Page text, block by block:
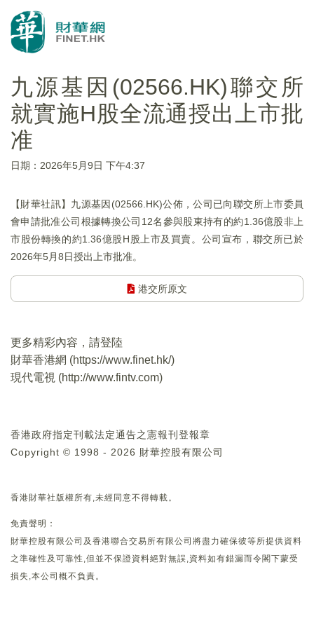
九源基因(02566.HK)聯交所
就實施H股全流通授出上市批
准
日期：2026年5月9日 下午4:37
【財華社訊】九源基因(02566.HK)公佈，公司已向聯交所上市委員
會申請批准公司根據轉換公司12名參與股東持有的約1.36億股非上
市股份轉換的約1.36億股H股上市及買賣。公司宣布，聯交所已於
2026年5月8日授出上市批准。
港交所原文
更多精彩內容，請登陸
財華香港網 (https://www.finet.hk/)
現代電視 (http://www.fintv.com)
香港政府指定刊載法定通告之憲報刊登報章
Copyright © 1998 - 2026 財華控股有限公司
香港財華社版權所有,未經同意不得轉載。
免責聲明：
財華控股有限公司及香港聯合交易所有限公司將盡力確保彼等所提供資料
之準確性及可靠性,但並不保證資料絕對無誤,資料如有錯漏而令閣下蒙受
損失,本公司概不負責。